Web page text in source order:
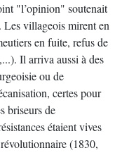
"l’opinion" soutenait
Les villageois mirent en
en fuite, refus de
Il arriva aussi à des
ou de
certes pour
briseurs de
étaient vives
(1830,